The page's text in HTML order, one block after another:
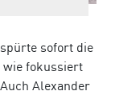
sofort die
wie fokussiert
Alexander